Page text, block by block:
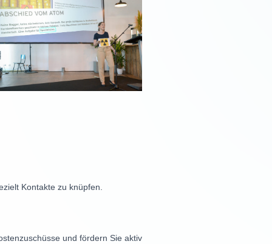
Kontakte zu knüpfen.
und fördern Sie aktiv